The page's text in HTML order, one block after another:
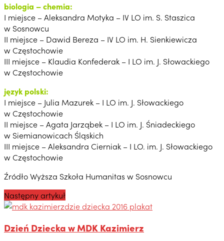
biologia – chemia:
I miejsce – Aleksandra Motyka – IV LO im. S. Staszica
w Sosnowcu
II miejsce – Dawid Bereza – IV LO im. H. Sienkiewicza
w Częstochowie
III miejsce – Klaudia Konfederak – I LO im. J. Słowackiego
w Częstochowie
język polski:
I miejsce – Julia Mazurek – I LO im. J. Słowackiego
w Częstochowie
II miejsce – Agata Jarząbek – I LO im. J. Śniadeckiego
w Siemianowicach Śląskich
III miejsce – Aleksandra Cierniak – I LO. im. J. Słowackiego
w Częstochowie
Źródło Wyższa Szkoła Humanitas w Sosnowcu
Następny artykuł
Dzień Dziecka w MDK Kazimierz